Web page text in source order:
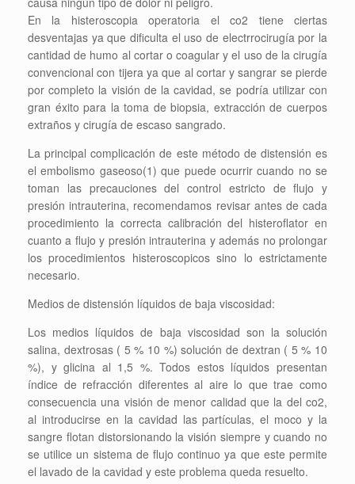
En la histeroscopia operatoria el co2 tiene ciertas
desventajas ya que dificulta el uso de electrrocirugía por la
cantidad de humo al cortar o coagular y el uso de la cirugía
convencional con tijera ya que al cortar y sangrar se pierde
por completo la visión de la cavidad, se podría utilizar con
gran éxito para la toma de biopsia, extracción de cuerpos
extraños y cirugía de escaso sangrado.
La principal complicación de este método de distensión es
el embolismo gaseoso(1) que puede ocurrir cuando no se
toman las precauciones del control estricto de flujo y
presión intrauterina, recomendamos revisar antes de cada
procedimiento la correcta calibración del histeroflator en
cuanto a flujo y presión intrauterina y además no prolongar
los procedimientos histeroscopicos sino lo estrictamente
necesario.
Medios de distensión líquidos de baja viscosidad:
Los medios líquidos de baja viscosidad son la solución
salina, dextrosas ( 5 % 10 %) solución de dextran ( 5 % 10
%), y glicina al 1,5 %. Todos estos líquidos presentan
índice de refracción diferentes al aire lo que trae como
consecuencia una visión de menor calidad que la del co2,
al introducirse en la cavidad las partículas, el moco y la
sangre flotan distorsionando la visión siempre y cuando no
se utilice un sistema de flujo continuo ya que este permite
el lavado de la cavidad y este problema queda resuelto.